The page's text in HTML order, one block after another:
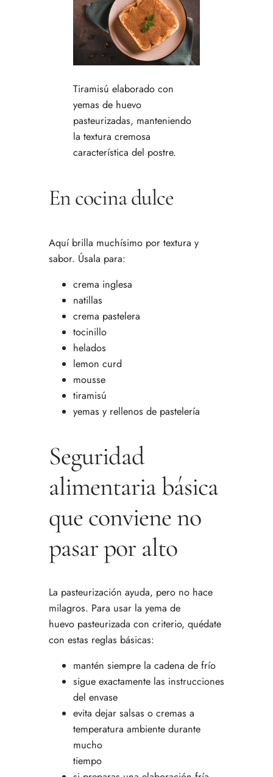
Tiramisú elaborado con
yemas de huevo
pasteurizadas, manteniendo
la textura cremosa
característica del postre.
En cocina dulce
Aquí brilla muchísimo por textura y
sabor. Úsala para:
crema inglesa
natillas
crema pastelera
tocinillo
helados
lemon curd
mousse
tiramisú
yemas y rellenos de pastelería
Seguridad
alimentaria básica
que conviene no
pasar por alto
La pasteurización ayuda, pero no hace
milagros. Para usar la yema de
huevo pasteurizada con criterio, quédate
con estas reglas básicas:
mantén siempre la cadena de frío
sigue exactamente las instrucciones
del envase
evita dejar salsas o cremas a
temperatura ambiente durante
mucho
tiempo